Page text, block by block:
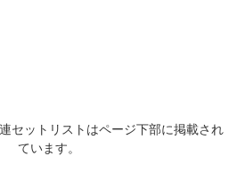
セットリストはページ下部に掲載され
ています。